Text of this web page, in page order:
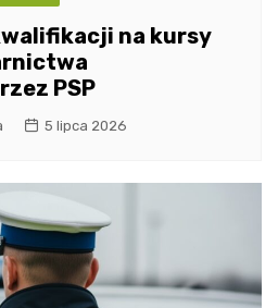
na kursy
PSP
5 lipca 2026